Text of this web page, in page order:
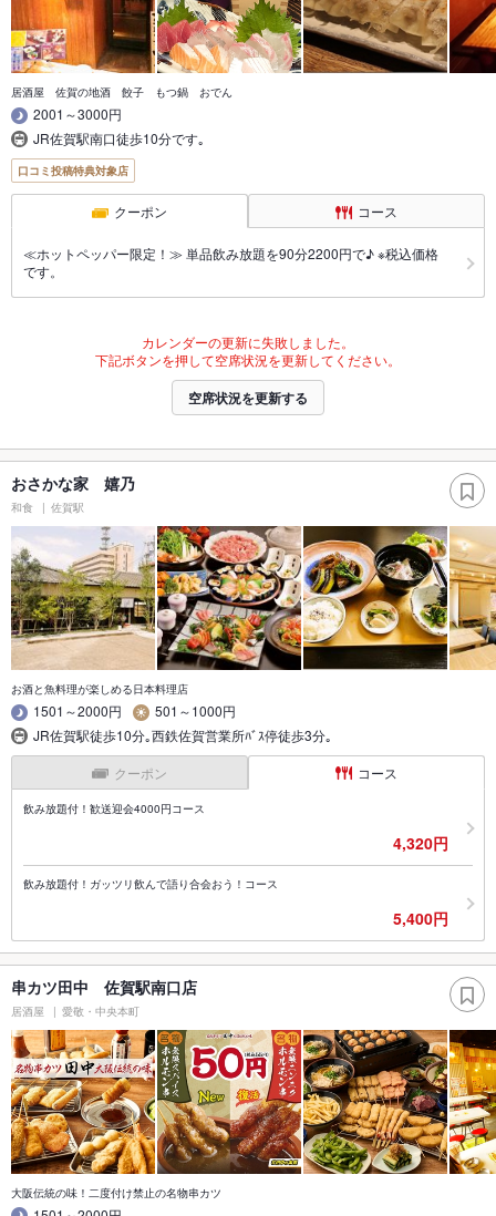
居酒屋 佐賀の地酒 餃子 もつ鍋 おでん
2001～3000円
JR佐賀駅南口徒歩10分です｡
口コミ投稿特典対象店
クーポン コース
≪ホットペッパー限定！≫ 単品飲み放題を90分2200円で♪ ※税込価格
です。
カレンダーの更新に失敗しました。
下記ボタンを押して空席状況を更新してください。
空席状況を更新する
おさかな家 嬉乃
和食 佐賀駅
お酒と魚料理が楽しめる日本料理店
1501～2000円
501～1000円
JR佐賀駅徒歩10分｡西鉄佐賀営業所ﾊﾞｽ停徒歩3分｡
クーポン コース
飲み放題付！歓送迎会4000円コース
4,320円
飲み放題付！ガッツリ飲んで語り合会おう！コース
5,400円
串カツ田中 佐賀駅南口店
居酒屋 愛敬・中央本町
大阪伝統の味！二度付け禁止の名物串カツ